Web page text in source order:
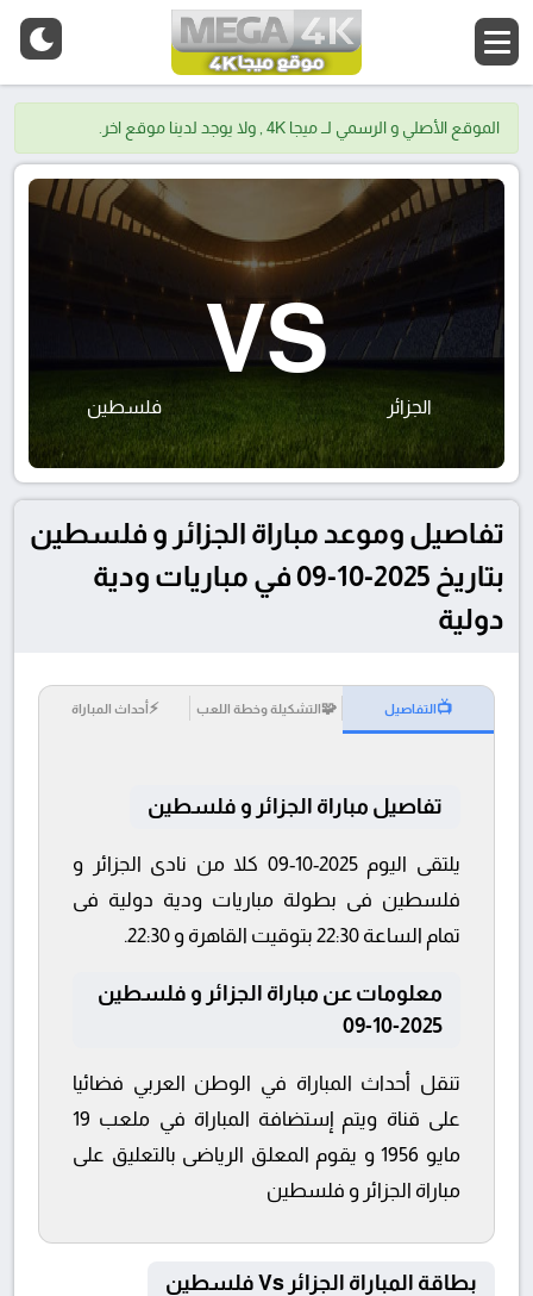
الموقع الأصلي و الرسمي لــ ميجا 4K , ولا يوجد لدينا موقع اخر.
الجزائر
VS
فلسطين
تفاصيل وموعد مباراة الجزائر و فلسطين
بتاريخ 2025-10-09 في مباريات ودية
دولية
📺التفاصيل 🧩التشكيلة وخطة اللعب ⚡أحداث المباراة
تفاصيل مباراة الجزائر و فلسطين
يلتقى اليوم 2025-10-09 كلا من نادى الجزائر و
فلسطين فى بطولة مباريات ودية دولية فى
تمام الساعة 22:30 بتوقيت القاهرة و 22:30.
معلومات عن مباراة الجزائر و فلسطين
2025-10-09
تنقل أحداث المباراة في الوطن العربي فضائيا
على قناة ويتم إستضافة المباراة في ملعب 19
مايو 1956 و يقوم المعلق الرياضى بالتعليق على
مباراة الجزائر و فلسطين
بطاقة المباراة الجزائر Vs فلسطين